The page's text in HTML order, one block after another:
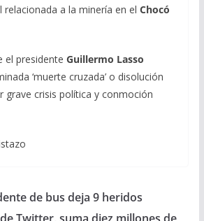
relacionada a la minería en el Chocó
el presidente Guillermo Lasso
‘muerte cruzada’ o disolución
grave crisis política y conmoción
de bus deja 9 heridos